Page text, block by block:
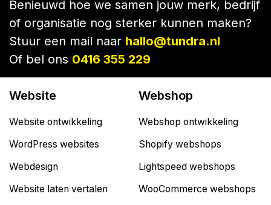
Benieuwd hoe we samen jouw merk, bedrijf
of organisatie nog sterker kunnen maken?
Stuur een mail naar hallo@tundra.nl
Of bel ons 0416 355 229
Website
Website ontwikkeling
WordPress websites
Webdesign
Website laten vertalen
Webshop
Webshop ontwikkeling
Shopify webshops
Lightspeed webshops
WooCommerce webshops